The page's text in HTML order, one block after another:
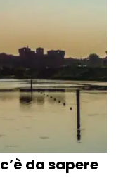
da sapere